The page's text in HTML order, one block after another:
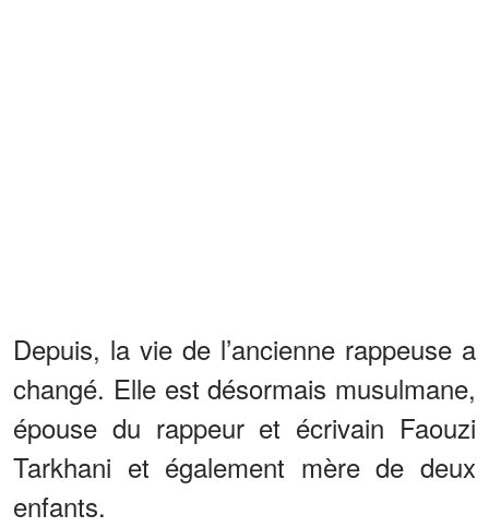
Depuis, la vie de l’ancienne rappeuse a
changé. Elle est désormais musulmane,
épouse du rappeur et écrivain Faouzi
Tarkhani et également mère de deux
enfants.